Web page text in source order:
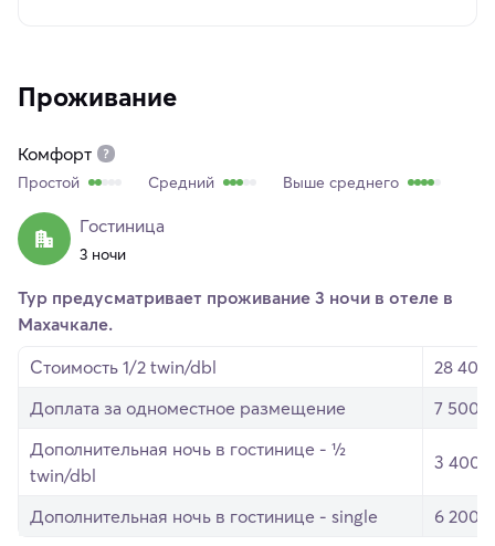
Проживание
Комфорт
Простой Средний Выше среднего
Гостиница
3 ночи
Тур предусматривает проживание 3 ночи в отеле в
Махачкале.
Стоимость 1/2 twin/dbl
28 400
Доплата за одноместное размещение
7 500
Дополнительная ночь в гостинице - ½
twin/dbl
3 400
Дополнительная ночь в гостинице - single 6 200